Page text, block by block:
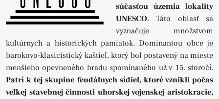
súčasťou územia lokality
UNESCO. Táto oblasť sa
vyznačuje množstvom
kultúrnych a historických pamiatok. Dominantou obce je
barokovo-klasicistický kaštieľ, ktorý bol postavený na mieste
menšieho opevneného hradu spomínaného už v 15. storočí.
Patrí k tej skupine feudálnych sídiel, ktoré vznikli počas
veľkej stavebnej činnosti uhorskej vojenskej aristokracie,